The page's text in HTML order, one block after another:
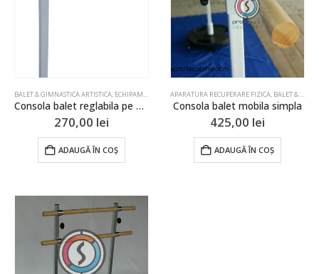
BALET & GIMNASTICA ARTISTICA, ECHIPAMENT DE REABILITARE , GIMNASTICA
Consola balet reglabila pe pardoseala simpla
270,00 lei
ADAUGĂ ÎN COȘ
APARATURA RECUPERARE FIZICA, BALET & GIMNASTICA ARTISTICA
Consola balet mobila simpla
425,00 lei
ADAUGĂ ÎN COȘ